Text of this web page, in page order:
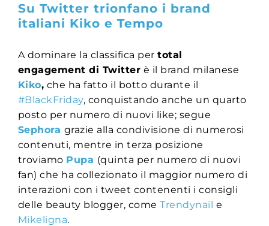
Su Twitter trionfano i brand
italiani Kiko e Tempo
A dominare la classifica pertotal
engagement di Twitter è il brand milanese
Kiko, che ha fatto il botto durante il
#BlackFriday, conquistando anche un quarto
posto per numero di nuovi like; segue
Sephora grazie alla condivisione di numerosi
contenuti, mentre in terza posizione
troviamo Pupa (quinta per numero di nuovi
fan) che ha collezionato il maggior numero di
interazioni con i tweet contenenti i consigli
delle beauty blogger, comeTrendynail e
Mikeligna.